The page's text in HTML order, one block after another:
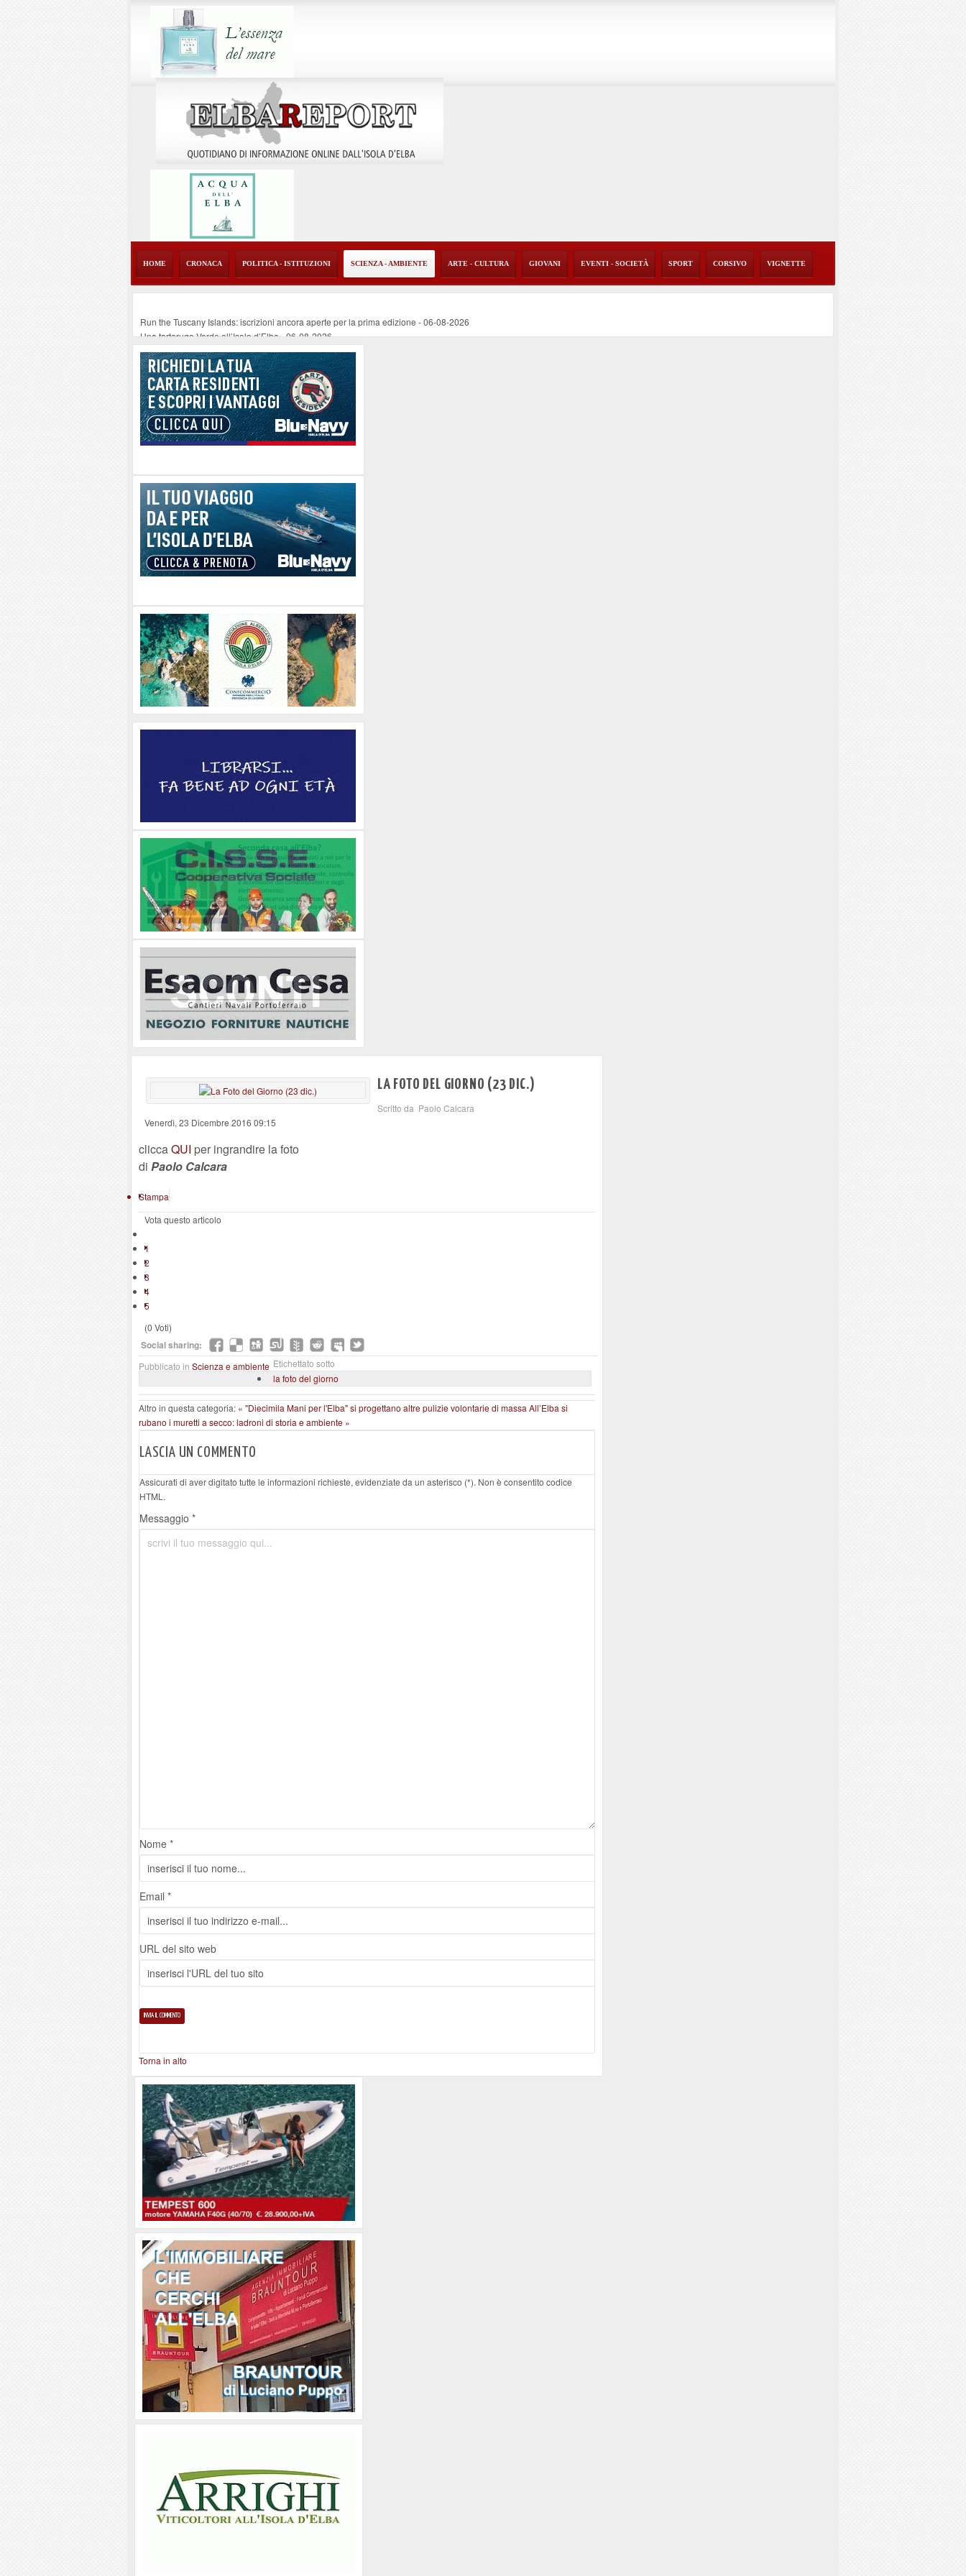
HOME CRONACA POLITICA - ISTITUZIONI SCIENZA - AMBIENTE ARTE - CULTURA GIOVANI EVENTI - SOCIETÀ SPORT CORSIVO VIGNETTE
Run the Tuscany Islands: iscrizioni ancora aperte per la prima edizione -06-08-2026
Una tartaruga Verde all’Isola d’Elba-06-08-2026
Furgone in fiamme a Capoliveri, illeso il conducente-06-08-2026
Campo: chiusura della biblioteca comunale in occasione del Santo Patrono
A Carpani si apre la Festa di Liberazione: il programma della prima serata
LA FOTO DEL GIORNO (23 DIC.)
Scritto da Paolo Calcara
Venerdì, 23 Dicembre 2016 09:15
cliccaQUI per ingrandire la foto
di Paolo Calcara
Stampa
Vota questo articolo
1
2
3
4
5
(0 Voti)
Social sharing:
Pubblicato in Scienza e ambiente Etichettato sotto
la foto del giorno
Altro in questa categoria: « "Diecimila Mani per l'Elba" si progettano altre pulizie volontarie di massa All’Elba si
rubano i muretti a secco: ladroni di storia e ambiente »
LASCIA UN COMMENTO
Assicurati di aver digitato tutte le informazioni richieste, evidenziate da un asterisco (*). Non è consentito codice
HTML.
Messaggio *
Nome *
Email *
URL del sito web
Torna in alto